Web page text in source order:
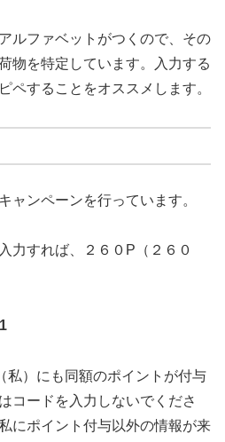
ルファベットがつくので、その
物を特定しています。入力する
ペすることをオススメします。
ンペーンを行っています。
力すれば、２６０P（２６０
）にも同額のポイントが付与
コードを入力しないでくださ
にポイント付与以外の情報が来